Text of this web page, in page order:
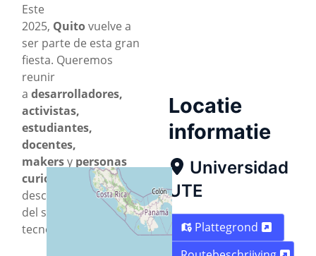
Este
2025, Quitovuelve a
ser parte de esta gran
fiesta. Queremos
reunir
a desarrolladores,
activistas,
estudiantes,
docentes,
makersy personas
curiosas
que deseen
descubrir el potencial
del software libre y la
tecnología abierta.
Locatie
informatie
Universidad
UTE
Plattegrond